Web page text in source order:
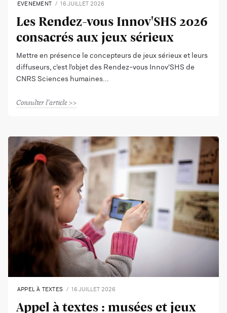
EVENEMENT 16 JUILLET 2026
Les Rendez-vous Innov'SHS 2026
consacrés aux jeux sérieux
Mettre en présence le concepteurs de jeux sérieux et leurs
diffuseurs, c’est l’objet des Rendez-vous Innov'SHS de
CNRS Sciences humaines
Consulter l'article
APPEL À TEXTES 16 JUILLET 2026
Appel à textes : musées et jeux